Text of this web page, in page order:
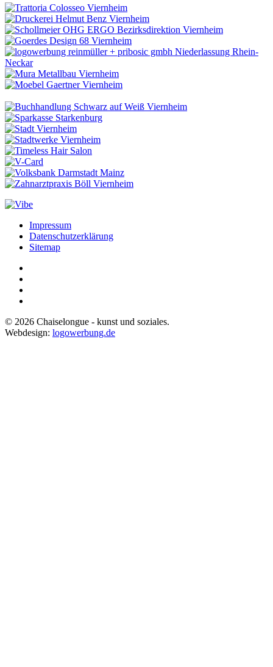
Impressum
Datenschutzerklärung
Sitemap
© 2026 Chaiselongue - kunst und soziales.
Webdesign: logowerbung.de